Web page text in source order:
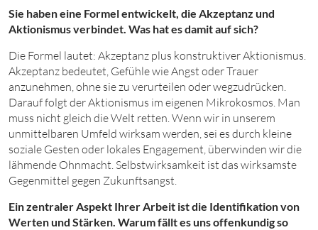
Sie haben eine Formel entwickelt, die Akzeptanz und
Aktionismus verbindet. Was hat es damit auf sich?
Die Formel lautet: Akzeptanz plus konstruktiver Aktionismus.
Akzeptanz bedeutet, Gefühle wie Angst oder Trauer
anzunehmen, ohne sie zu verurteilen oder wegzudrücken.
Darauf folgt der Aktionismus im eigenen Mikrokosmos. Man
muss nicht gleich die Welt retten. Wenn wir in unserem
unmittelbaren Umfeld wirksam werden, sei es durch kleine
soziale Gesten oder lokales Engagement, überwinden wir die
lähmende Ohnmacht. Selbstwirksamkeit ist das wirksamste
Gegenmittel gegen Zukunftsangst.
Ein zentraler Aspekt Ihrer Arbeit ist die Identifikation von
Werten und Stärken. Warum fällt es uns offenkundig so